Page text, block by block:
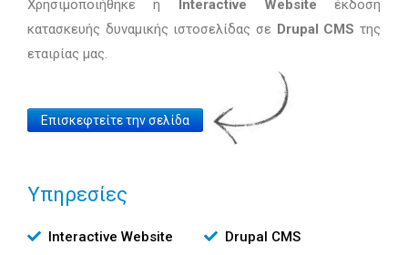
Χρησιμοποιήθηκε η Interactive Website έκδοση
κατασκευής δυναμικής ιστοσελίδας σε Drupal CMS της
εταιρίας μας.
Website
Επισκεφτείτε την σελίδα
Υπηρεσίες
Υπηρεσίες
Interactive Website
Drupal CMS